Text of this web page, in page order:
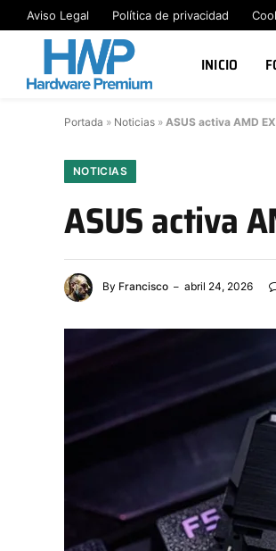
Aviso Legal Política de privacidad
INICIO
Portada » Noticias » ASUS activa AMD
NOTICIAS
ASUS activa
By Francisco abril 24, 2026